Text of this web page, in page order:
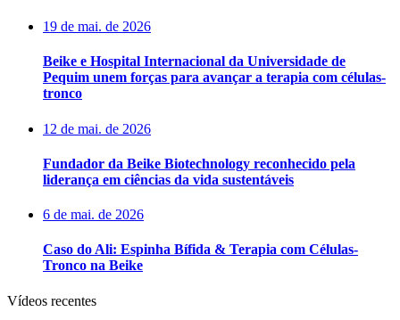
19 de mai. de 2026
Beike e Hospital Internacional da Universidade de
Pequim unem forças para avançar a terapia com células-
tronco
12 de mai. de 2026
Fundador da Beike Biotechnology reconhecido pela
liderança em ciências da vida sustentáveis
6 de mai. de 2026
Caso do Ali: Espinha Bífida & Terapia com Células-
Tronco na Beike
Vídeos recentes